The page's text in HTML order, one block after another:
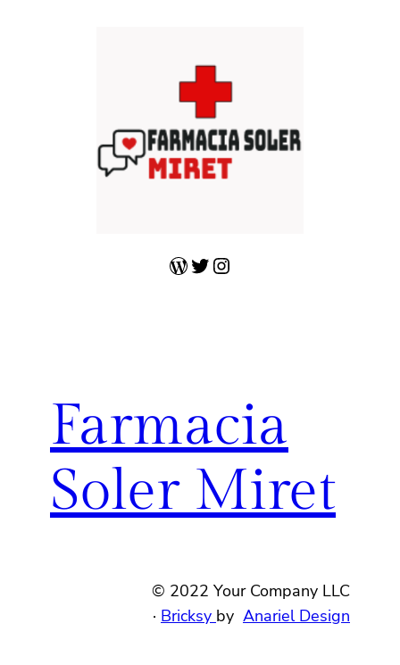
WordPress
Twitter
Instagram
Farmacia
Soler Miret
© 2022 Your Company LLC
· Bricksy by Anariel Design